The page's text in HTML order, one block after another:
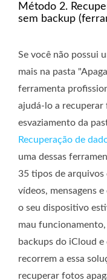
Método 2.
sem backup
Se você não possui
mais na pasta
ferramenta
ajudá-lo a recuperar
esvaziamento da
Recuperação de
uma dessas
35 tipos de
vídeos, mensagens
o seu dispositivo
mau
backups do iCloud
recorrem a essa
recuperar fotos